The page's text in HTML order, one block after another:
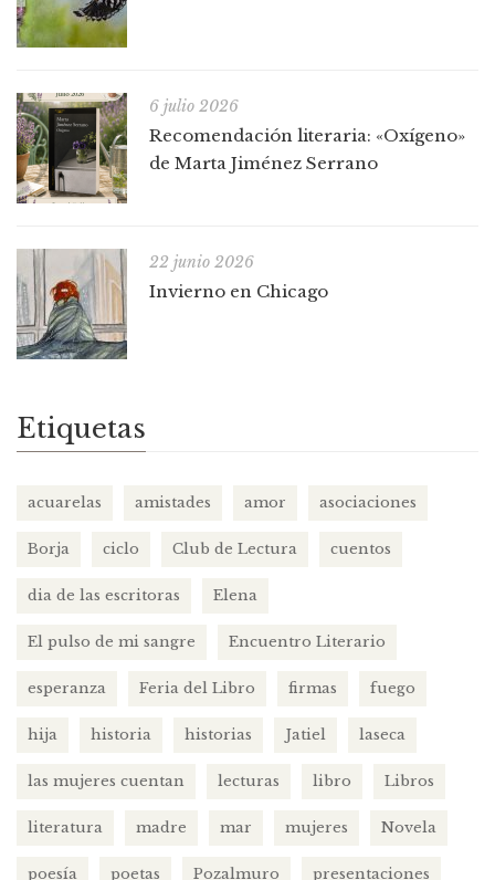
6 julio 2026
Recomendación literaria: «Oxígeno»
de Marta Jiménez Serrano
22 junio 2026
Invierno en Chicago
Etiquetas
acuarelas amistades amor asociaciones
Borja ciclo Club de Lectura cuentos
dia de las escritoras Elena
El pulso de mi sangre Encuentro Literario
esperanza Feria del Libro firmas fuego
hija historia historias Jatiel laseca
las mujeres cuentan lecturas libro Libros
literatura madre mar mujeres Novela
poesía poetas Pozalmuro presentaciones